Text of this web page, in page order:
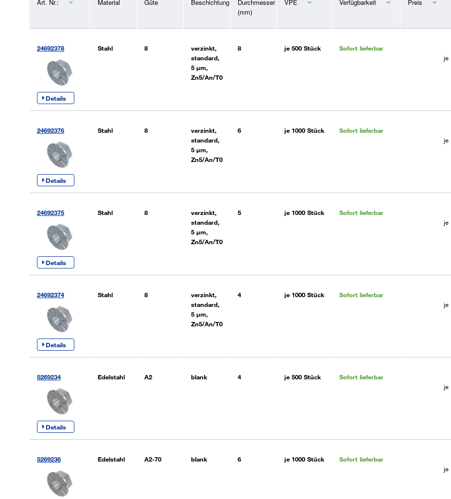
Art. Nr.: Material Güte Beschichtung
Durchmesser
(mm)
VPE Verfügbarkeit Preis
24692378
Details
Stahl 8
verzinkt,
standard,
5 µm,
Zn5/An/T0
8 je 500 Stück
Sofort lieferbar
je
24692376
Details
Stahl 8
verzinkt,
standard,
5 µm,
Zn5/An/T0
6 je 1000 Stück
Sofort lieferbar
je
24692375
Details
Stahl 8
verzinkt,
standard,
5 µm,
Zn5/An/T0
5 je 1000 Stück
Sofort lieferbar
je
24692374
Details
Stahl 8
verzinkt,
standard,
5 µm,
Zn5/An/T0
4 je 1000 Stück
Sofort lieferbar
je
5269234
Details
Edelstahl A2 blank 4 je 500 Stück
Sofort lieferbar
je
5269236 Edelstahl A2-70 blank 6 je 1000 Stück
Sofort lieferbar
je